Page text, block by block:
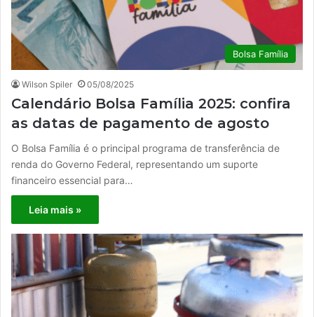
Bolsa Família
Wilson Spiler 05/08/2025
Calendário Bolsa Família 2025: confira
as datas de pagamento de agosto
O Bolsa Família é o principal programa de transferência de
renda do Governo Federal, representando um suporte
financeiro essencial para…
Leia mais »